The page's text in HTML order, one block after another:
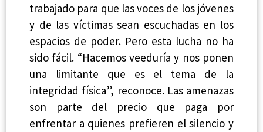
trabajado para que las voces de los jóvenes
y de las víctimas sean escuchadas en los
espacios de poder. Pero esta lucha no ha
sido fácil. “Hacemos veeduría y nos ponen
una limitante que es el tema de la
integridad física”, reconoce. Las amenazas
son parte del precio que paga por
enfrentar a quienes prefieren el silencio y